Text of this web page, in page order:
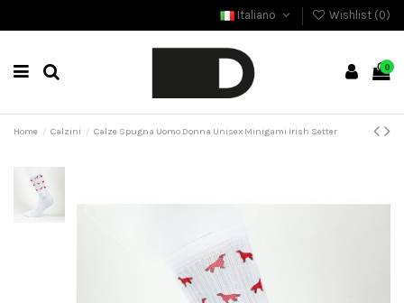
Italiano Wishlist (0)
0
Home Calzini Calze Spugna Uomo Donna Unisex Minigami Irish Setter